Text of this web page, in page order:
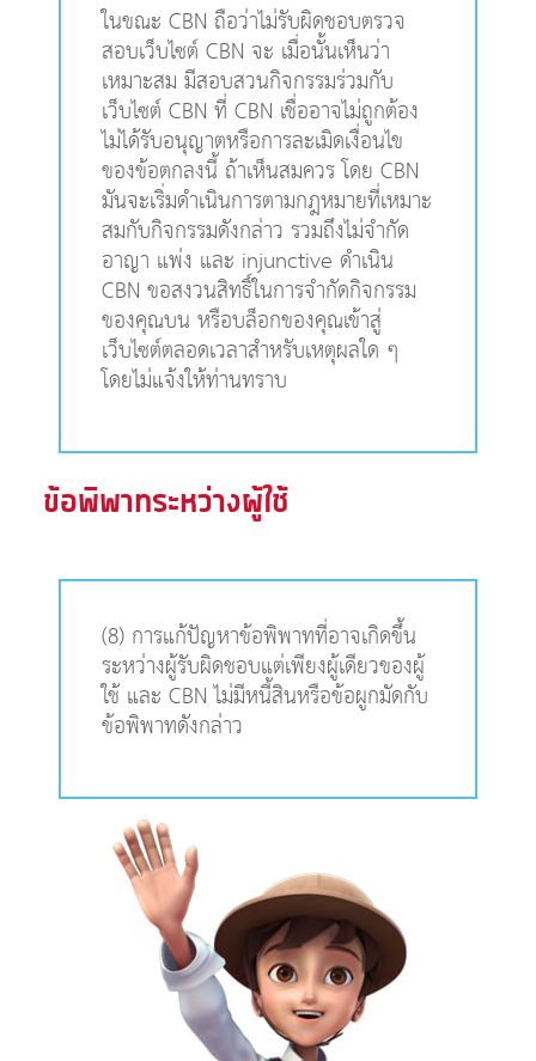
ในขณะ CBN ถือว่าไม่รับผิดชอบตรวจ
สอบเว็บไซต์ CBN จะ เมื่อนั้นเห็นว่า
เหมาะสม มีสอบสวนกิจกรรมร่วมกับ
เว็บไซต์ CBN ที่ CBN เชื่ออาจไม่ถูกต้อง
ไม่ได้รับอนุญาตหรือการละเมิดเงื่อนไข
ของข้อตกลงนี้ ถ้าเห็นสมควร โดย CBN
มันจะเริ่มดำเนินการตามกฎหมายที่เหมาะ
สมกับกิจกรรมดังกล่าว รวมถึงไม่จำกัด
อาญา แพ่ง และ injunctive ดำเนิน
CBN ขอสงวนสิทธิ์ในการจำกัดกิจกรรม
ของคุณบน หรือบล็อกของคุณเข้าสู่
เว็บไซต์ตลอดเวลาสำหรับเหตุผลใด ๆ
โดยไม่แจ้งให้ท่านทราบ
ข้อพิพาทระหว่างผู้ใช้
(8) การแก้ปัญหาข้อพิพาทที่อาจเกิดขึ้น
ระหว่างผู้รับผิดชอบแต่เพียงผู้เดียวของผู้
ใช้ และ CBN ไม่มีหนี้สินหรือข้อผูกมัดกับ
ข้อพิพาทดังกล่าว